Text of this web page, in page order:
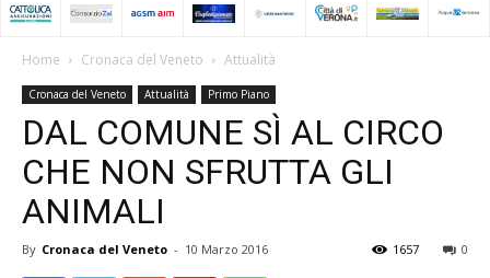
del
Veneto
Home Cronaca del Veneto Attualità
Cronaca del Veneto Attualità Primo Piano
DAL COMUNE SÌ AL CIRCO
CHE NON SFRUTTA GLI
ANIMALI
By Cronaca del Veneto - 10 Marzo 2016 0
1657